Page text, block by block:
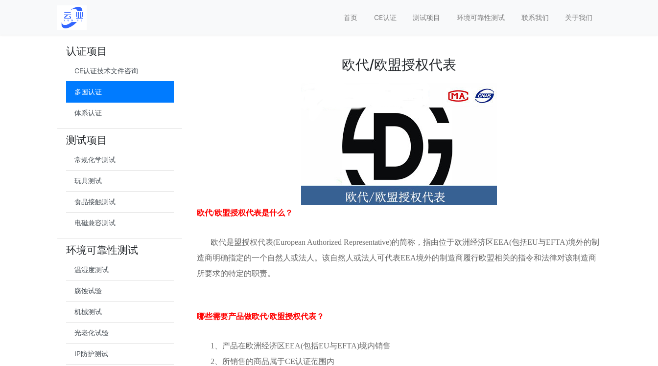
首页 CE认证 测试项目 环境可靠性测试 联系我们 关于我们
认证项目
CE认证技术文件咨询
多国认证
体系认证
测试项目
常规化学测试
玩具测试
食品接触测试
电磁兼容测试
环境可靠性测试
温湿度测试
腐蚀试验
机械测试
光老化试验
IP防护测试
欧代/欧盟授权代表
欧代/欧盟授权代表是什么？
欧代是盟授权代表(European Authorized Representative)的简称，指由位于欧洲经济区EEA(包括EU与EFTA)境外的制
造商明确指定的一个自然人或法人。该自然人或法人可代表EEA境外的制造商履行欧盟相关的指令和法律对该制造商
所要求的特定的职责。
哪些需要产品做欧代/欧盟授权代表？
1、产品在欧洲经济区EEA(包括EU与EFTA)境内销售
2、所销售的商品属于CE认证范围内